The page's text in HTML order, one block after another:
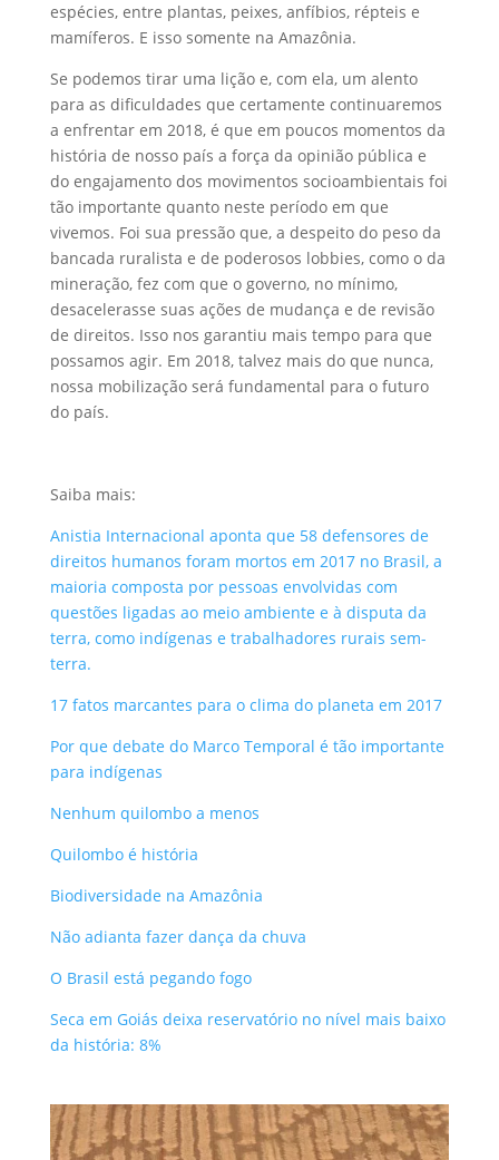
espécies, entre plantas, peixes, anfíbios, répteis e
mamíferos. E isso somente na Amazônia.
Se podemos tirar uma lição e, com ela, um alento
para as dificuldades que certamente continuaremos
a enfrentar em 2018, é que em poucos momentos da
história de nosso país a força da opinião pública e
do engajamento dos movimentos socioambientais foi
tão importante quanto neste período em que
vivemos. Foi sua pressão que, a despeito do peso da
bancada ruralista e de poderosos lobbies, como o da
mineração, fez com que o governo, no mínimo,
desacelerasse suas ações de mudança e de revisão
de direitos. Isso nos garantiu mais tempo para que
possamos agir. Em 2018, talvez mais do que nunca,
nossa mobilização será fundamental para o futuro
do país.
Saiba mais:
Anistia Internacional aponta que 58 defensores de
direitos humanos foram mortos em 2017 no Brasil, a
maioria composta por pessoas envolvidas com
questões ligadas ao meio ambiente e à disputa da
terra, como indígenas e trabalhadores rurais sem-
terra.
17 fatos marcantes para o clima do planeta em 2017
Por que debate do Marco Temporal é tão importante
para indígenas
Nenhum quilombo a menos
Quilombo é história
Biodiversidade na Amazônia
Não adianta fazer dança da chuva
O Brasil está pegando fogo
Seca em Goiás deixa reservatório no nível mais baixo
da história: 8%